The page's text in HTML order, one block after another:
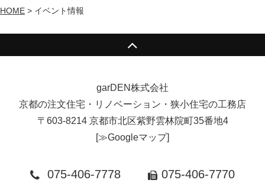
HOME > イベント情報
garDEN株式会社
京都の注文住宅・リノベーション・狭小住宅の工務店
〒603-8214 京都市北区紫野雲林院町35番地4
[≫Googleマップ]
075-406-7778 075-406-7770